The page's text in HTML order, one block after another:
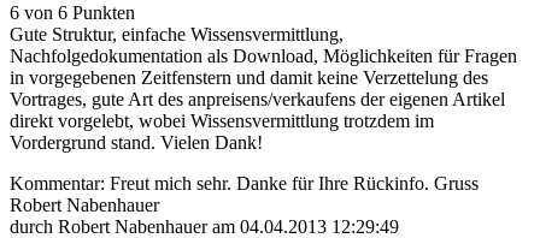
6 von 6 Punkten
Gute Struktur, einfache Wissensvermittlung,
Nachfolgedokumentation als Download, Möglichkeiten für Fragen
in vorgegebenen Zeitfenstern und damit keine Verzettelung des
Vortrages, gute Art des anpreisens/verkaufens der eigenen Artikel
direkt vorgelebt, wobei Wissensvermittlung trotzdem im
Vordergrund stand. Vielen Dank!
Kommentar: Freut mich sehr. Danke für Ihre Rückinfo. Gruss
Robert Nabenhauer
durch Robert Nabenhauer am 04.04.2013 12:29:49